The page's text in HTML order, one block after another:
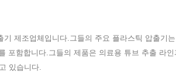
제조업체입니다.그들의 주요 플라스틱 압출기
함합니다.그들의 제품은 의료용 튜브 추출 라
있습니다.